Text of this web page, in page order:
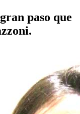
paso que